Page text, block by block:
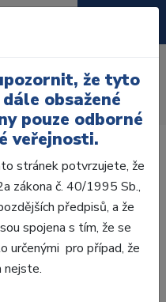
D3
že tyto
obsažené
pouze odborné
veřejnosti.
stránek potvrzujete, že
zákona č. 40/1995 Sb.,
předpisů, a že
spojena s tím, že se
určenými pro případ, že
nejste.